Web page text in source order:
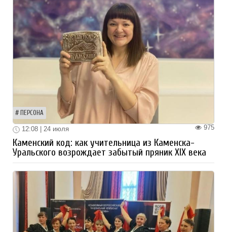
ПЕРСОНА
975
12:08 | 24 июля
Каменский код: как учительница из Каменска-
Уральского возрождает забытый пряник XIX века